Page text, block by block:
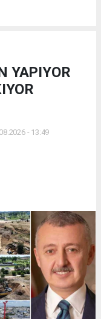
YAPIYOR
- 13:49